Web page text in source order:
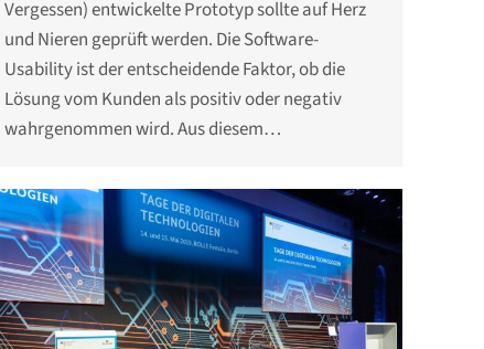
Vergessen) entwickelte Prototyp sollte auf Herz
und Nieren geprüft werden. Die Software-
Usability ist der entscheidende Faktor, ob die
Lösung vom Kunden als positiv oder negativ
wahrgenommen wird. Aus diesem…